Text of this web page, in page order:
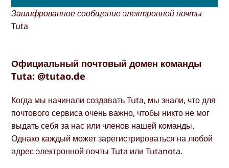
Зашифрованное сообщение электронной почты
Tuta
Официальный почтовый домен команды
Tuta: @tutao.de
Когда мы начинали создавать Tuta, мы знали, что для
почтового сервиса очень важно, чтобы никто не мог
выдать себя за нас или членов нашей команды.
Однако каждый может зарегистрироваться на любой
адрес электронной почты Tuta или Tutanota.